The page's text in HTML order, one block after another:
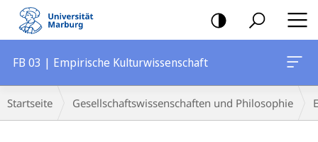
Mobile-
Navigation
FB 03 | Empirische Kulturwissenschaft
Breadcrumb-
Navigation
Startseite Gesellschaftswissenschaften und Philosophie